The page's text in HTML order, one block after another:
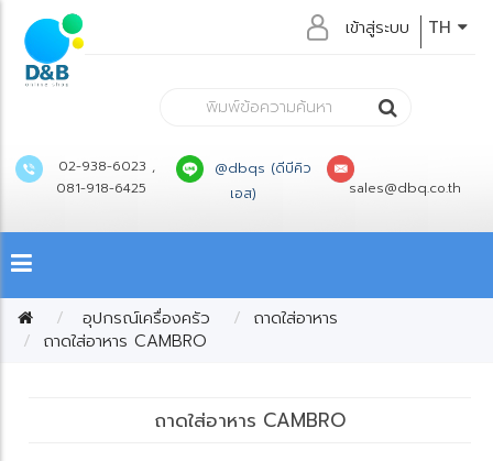
TH
เข้าสู่ระบบ
02-938-6023 ,
081-918-6425
@dbqs (ดีบีคิว
เอส)
sales@dbq.co.th
อุปกรณ์เครื่องครัว
ถาดใส่อาหาร
ถาดใส่อาหาร CAMBRO
ถาดใส่อาหาร CAMBRO